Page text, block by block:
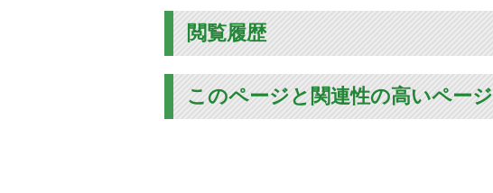
閲覧履歴
このページと関連性の高いページ